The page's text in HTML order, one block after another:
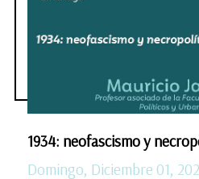
1934: neofascismo y
Domingo, Diciembre 01,